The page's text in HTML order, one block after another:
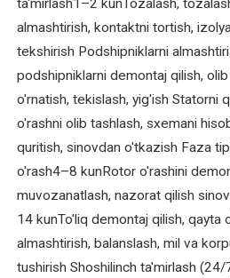
o'rash
Elektromotor
podshipniklarini
almashtirish
rotorini
balanslash
Elektromotor
rotorini
qayta
ta'mirlash1–2 kunTozalash,
almashtirish, kontaktni tortish,
tekshirish Podshipniklarni
podshipniklarni demontaj qilish,
o'rnatish, tekislash, yig'ish Statorni
o'rashni olib tashlash, sxemani
quritish, sinovdan o'tkazish Faza
o'rash4–8 kunRotor o'rashini
muvozanatlash, nazorat qilish
14 kunTo'liq demontaj qilish, qayta
almashtirish, balanslash, mil va
tushirish Shoshilinch ta'mirlash